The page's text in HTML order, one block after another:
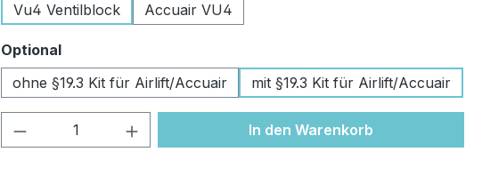
Vu4 Ventilblock
Accuair VU4
Optionalauswählen
ohne §19.3 Kit für Airlift/Accuair
mit §19.3 Kit für Airlift/Accuair
Produkt Anzahl: Gib den gewünschten Wert
In den Warenkorb